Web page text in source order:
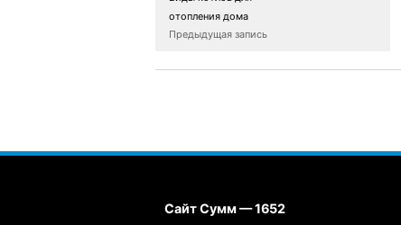
отопления дома
Предыдущая запись
Сайт Сумм — 1652